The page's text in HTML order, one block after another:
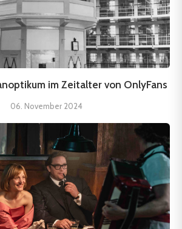
im Zeitalter von OnlyFans
06. November 2024